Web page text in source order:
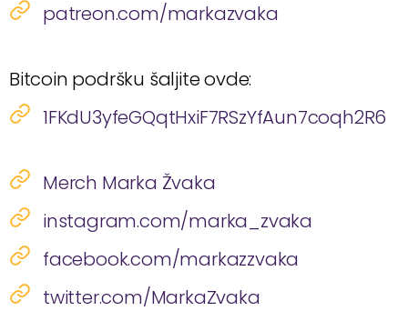
patreon.com/markazvaka
Bitcoin podršku šaljite ovde:
1FKdU3yfeGQqtHxiF7RSzYfAun7coqh2R6
Merch Marka Žvaka
instagram.com/marka_zvaka
facebook.com/markazzvaka
twitter.com/MarkaZvaka